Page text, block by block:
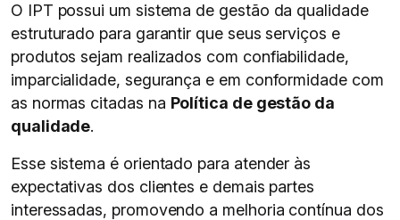
O IPT possui um sistema de gestão da qualidade
estruturado para garantir que seus serviços e
produtos sejam realizados com confiabilidade,
imparcialidade, segurança e em conformidade com
as normas citadas na Política de gestão da
qualidade.
Esse sistema é orientado para atender às
expectativas dos clientes e demais partes
interessadas, promovendo a melhoria contínua dos